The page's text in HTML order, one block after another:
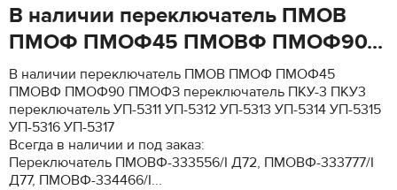
В наличии переключатель ПМОВ
ПМОФ ПМОФ45 ПМОВФ ПМОФ90...
В наличии переключатель ПМОВ ПМОФ ПМОФ45
ПМОВФ ПМОФ90 ПМОФЗ переключатель ПКУ-3 ПКУ3
переключатель УП-5311 УП-5312 УП-5313 УП-5314 УП-5315
УП-5316 УП-5317
Всегда в наличии и под заказ:
Переключатель ПМОВФ-333556/I Д72, ПМОВФ-333777/I
Д77, ПМОВФ-334466/I...